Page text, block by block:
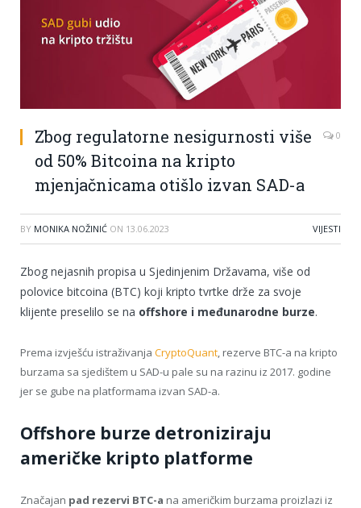
Zbog regulatorne nesigurnosti više
od 50% Bitcoina na kripto
mjenjačnicama otišlo izvan SAD-a
0
BY MONIKA NOŽINIĆ ON 13.06.2023 VIJESTI
Zbog nejasnih propisa u Sjedinjenim Državama, više od
polovice bitcoina (BTC) koji kripto tvrtke drže za svoje
klijente preselilo se na offshore i međunarodne burze.
Prema izvješću istraživanja CryptoQuant, rezerve BTC-a na kripto
burzama sa sjedištem u SAD-u pale su na razinu iz 2017. godine
jer se gube na platformama izvan SAD-a.
Offshore burze detroniziraju
američke kripto platforme
Značajan pad rezervi BTC-a na američkim burzama proizlazi iz